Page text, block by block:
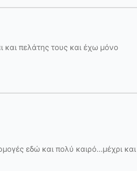
και πελάτης τους και έχω μόνο
εδώ και πολύ καιρό…μέχρι και